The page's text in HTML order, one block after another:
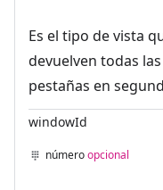
Es el tipo de vista
devuelven todas
pestañas en
windowId
númeroopcional